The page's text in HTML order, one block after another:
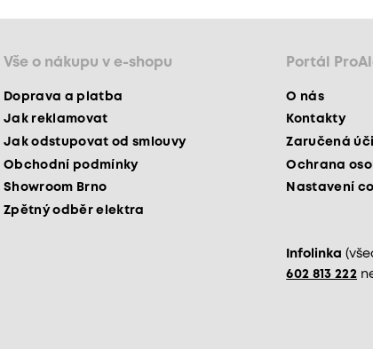
Vše o nákupu v e-shopu
Doprava a platba
Jak reklamovat
Jak odstupovat od smlouvy
Obchodní podmínky
Showroom Brno
Zpětný odběr elektra
Portál
O nás
Kontakty
Zaručená
Ochrana
Nastavení
Infolinka
602 813 222